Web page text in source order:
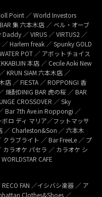
Point ／ World Investors
集 六本木店 ／ ベル・オーブ
／ VIRUS ／ VIRTUS2 ／
Harlem freak ／ Spunky GOLD
POT ／ アボットチョイス
本店 ／ Cecile Aoki New
KRUN SIAM 六本木店 ／
／ FIESTA ／ ROPPONGI 香
焼酎DINIG BAR 虎の桜 ／ BAR
CROSSOVER ／ Sky
Bar 7th Ave.in Roppongi ／
ロ ディ マリア／フットマッサ
／ Charleston&Son ／ 六本木
クラブライト ／ Bar FreeLe ／ プ
カラオケ パセラ ／ カラオケ シ
CAFE
FAN ／イシバシ楽器 ／ ア
Clothes&Shoes ／